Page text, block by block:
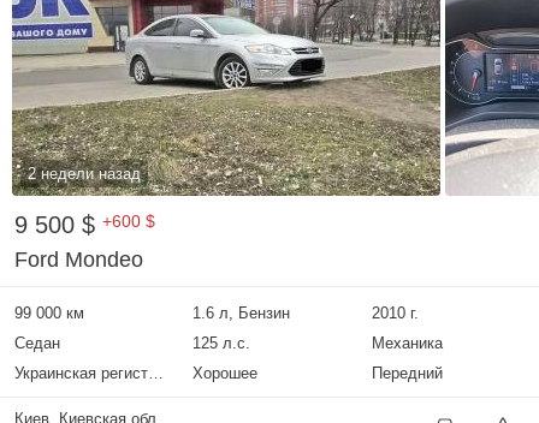
2 недели назад
9 500 $ +600 $
Ford Mondeo
99 000 км 1.6 л, Бензин
2010 г.
Седан
125 л.с.
Механика
Украинская регистрация
Хорошее Передний
Киев, Киевская обл.